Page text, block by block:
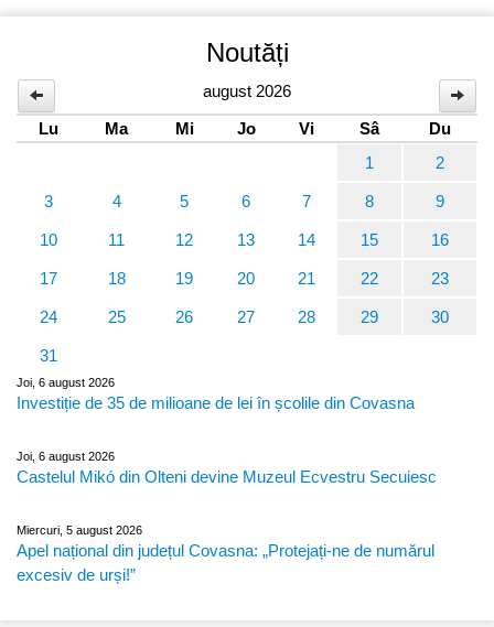
Noutăți
august 2026
Lu
Ma Mi Jo Vi Sâ
Du
1
2
3 4 5 6 7 8 9
10 11 12 13 14 15 16
17 18 19 20 21 22 23
24 25 26 27 28 29 30
31
Joi, 6 august 2026
Investiție de 35 de milioane de lei în școlile din Covasna
Joi, 6 august 2026
Castelul Mikó din Olteni devine Muzeul Ecvestru Secuiesc
Miercuri, 5 august 2026
Apel național din județul Covasna: „Protejați-ne de numărul
excesiv de urși!”